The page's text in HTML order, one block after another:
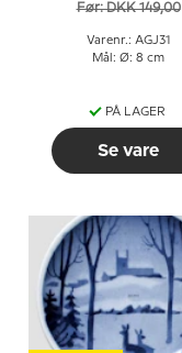
Før: DKK 149,00
Varenr.: AGJ31
Mål: Ø: 8 cm
PÅ LAGER
Se vare